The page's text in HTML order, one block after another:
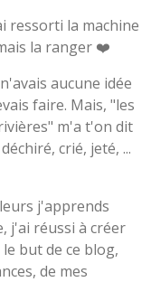
ressorti la machine
la ranger ❤️
aucune idée
faire. Mais, "les
m'a t'on dit
crié, jeté, ...
j'apprends
j'ai réussi à créer
but de ce blog,
de mes